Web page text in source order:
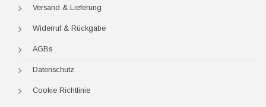
Versand & Lieferung
Widerruf & Rückgabe
AGBs
Datenschutz
Cookie Richtlinie